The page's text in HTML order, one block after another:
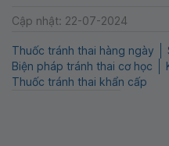
Cập nhật: 22-07-2024
Thuốc tránh thai hàng ngày
Biện pháp tránh thai cơ học
Thuốc tránh thai khẩn cấp